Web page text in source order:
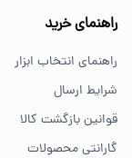
راهنمای خرید
راهنمای انتخاب ابزار
شرایط ارسال
قوانین بازگشت کالا
گارانتی محصولات